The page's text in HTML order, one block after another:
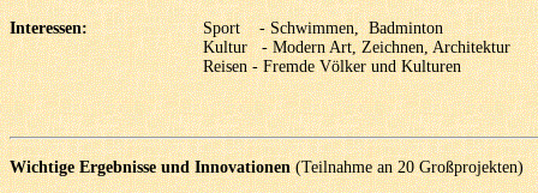
Interessen:
Sport - Schwimmen, Badminton
Kultur - Modern Art, Zeichnen, Architektur
Reisen - Fremde Völker und Kulturen
Wichtige Ergebnisse und Innovationen(Teilnahme an 20 Großprojekten)